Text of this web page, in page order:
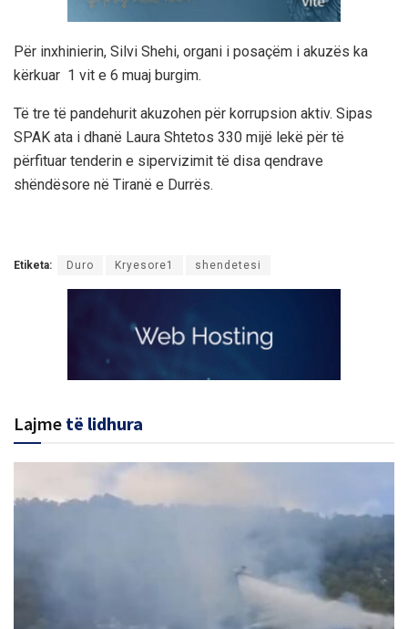
Për inxhinierin, Silvi Shehi, organi i posaçëm i akuzës ka
kërkuar 1 vit e 6 muaj burgim.
Të tre të pandehurit akuzohen për korrupsion aktiv. Sipas
SPAK ata i dhanë Laura Shtetos 330 mijë lekë për të
përfituar tenderin e sipervizimit të disa qendrave
shëndësore në Tiranë e Durrës.
Etiketa: Duro Kryesore1 shendetesi
Lajme të lidhura